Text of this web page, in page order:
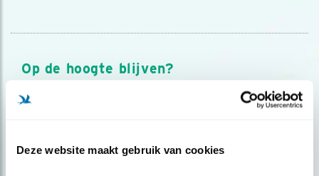
Deze website maakt gebruik van cookies
Op de hoogte blijven?
Meld je aan en ontvang nieuws, inspiratie, acties en tips
over vogels en activiteiten van Vogelbescherming.